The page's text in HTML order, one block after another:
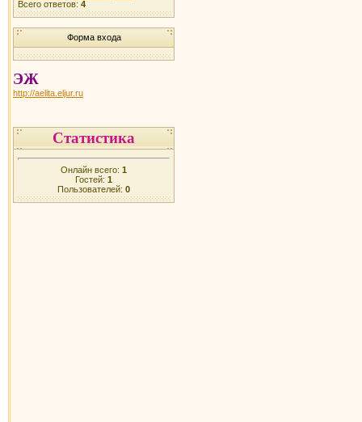
Всего ответов: 4
Форма входа
ЭЖ
http://aelita.eljur.ru
Статистика
Онлайн всего: 1
Гостей: 1
Пользователей: 0